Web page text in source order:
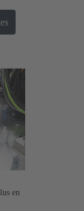
en